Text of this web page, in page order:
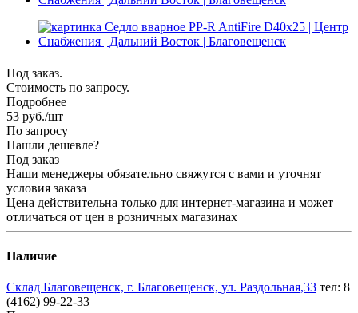
Под заказ.
Стоимость по запросу.
Подробнее
53 руб./шт
По запросу
Нашли дешевле?
Под заказ
Наши менеджеры обязательно свяжутся с вами и уточнят
условия заказа
Цена действительна только для интернет-магазина и может
отличаться от цен в розничных магазинах
Наличие
Склад Благовещенск, г. Благовещенск, ул. Раздольная,33 тел: 8
(4162) 99-22-33